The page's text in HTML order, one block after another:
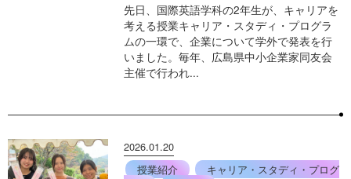
先日、国際英語学科の2年生が、キャリアを
考える授業キャリア・スタディ・プログラ
ムの一環で、企業について学外で発表を行
いました。毎年、広島県中小企業家同友会
主催で行われ...
2026.01.20
授業紹介
キャリア・スタディ・プログ